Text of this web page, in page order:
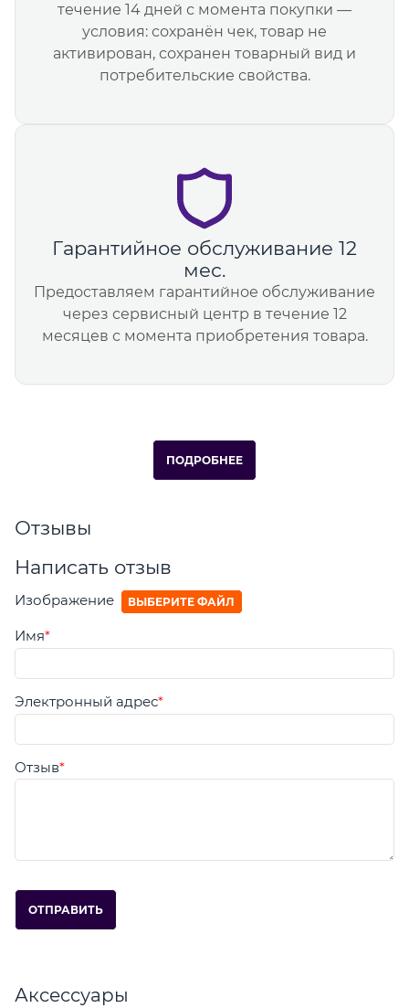
течение 14 дней с момента покупки —
условия: сохранён чек, товар не
активирован, сохранен товарный вид и
потребительские свойства.
Гарантийное обслуживание 12
мес.
Предоставляем гарантийное обслуживание
через сервисный центр в течение 12
месяцев с момента приобретения товара.
ПОДРОБНЕЕ
Отзывы
Написать отзыв
Изображение ВЫБЕРИТЕ ФАЙЛ
Имя
Электронный адрес
Отзыв
Аксессуары